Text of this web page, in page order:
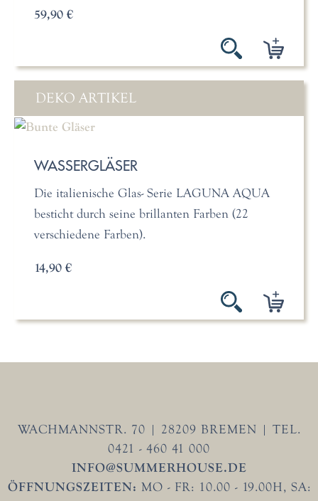
59,90 €
DEKO ARTIKEL
WASSERGLÄSER
Die italienische Glas- Serie LAGUNA AQUA
besticht durch seine brillanten Farben (22
verschiedene Farben).
14,90 €
WACHMANNSTR. 70 | 28209 BREMEN | TEL.
0421 - 460 41 000
INFO@SUMMERHOUSE.DE
ÖFFNUNGSZEITEN: MO - FR: 10.00 - 19.00H, SA: